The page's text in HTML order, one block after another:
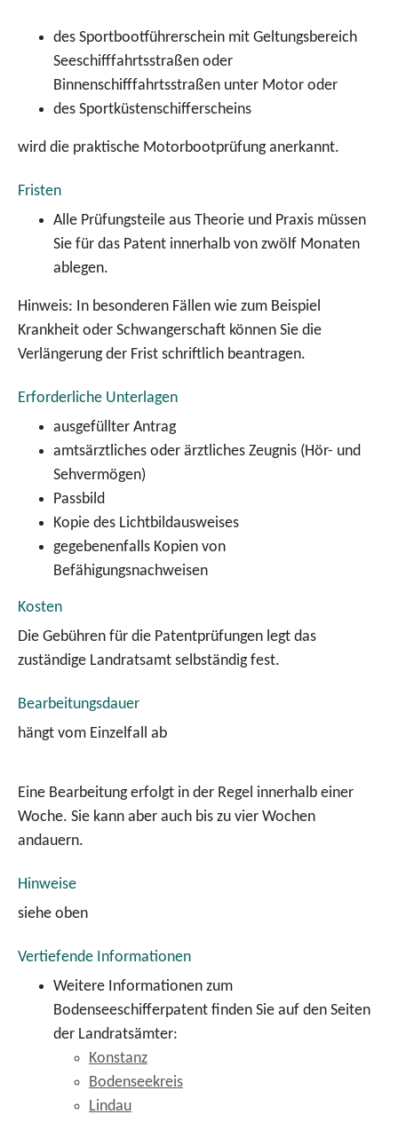
des Sportbootführerschein mit Geltungsbereich
Seeschifffahrtsstraßen oder
Binnenschifffahrtsstraßen unter Motor oder
des Sportküstenschifferscheins
wird die praktische Motorbootprüfung anerkannt.
Fristen
Alle Prüfungsteile aus Theorie und Praxis müssen
Sie für das Patent innerhalb von zwölf Monaten
ablegen.
Hinweis: In besonderen Fällen wie zum Beispiel
Krankheit oder Schwangerschaft können Sie die
Verlängerung der Frist schriftlich beantragen.
Erforderliche Unterlagen
ausgefüllter Antrag
amtsärztliches oder ärztliches Zeugnis (Hör- und
Sehvermögen)
Passbild
Kopie des Lichtbildausweises
gegebenenfalls Kopien von
Befähigungsnachweisen
Kosten
Die Gebühren für die Patentprüfungen legt das
zuständige Landratsamt selbständig fest.
Bearbeitungsdauer
hängt vom Einzelfall ab
Eine Bearbeitung erfolgt in der Regel innerhalb einer
Woche. Sie kann aber auch bis zu vier Wochen
andauern.
Hinweise
siehe oben
Vertiefende Informationen
Weitere Informationen zum
Bodenseeschifferpatent finden Sie auf den Seiten
der Landratsämter:
Konstanz
Bodenseekreis
Lindau